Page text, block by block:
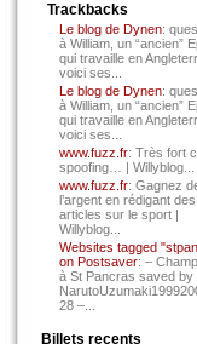
Trackbacks
Le blog de Dynen:
à William, un “ancien”
qui travaille en
voici ses...
Le blog de Dynen:
à William, un “ancien”
qui travaille en
voici ses...
www.fuzz.fr: Très fort
spoofing… | Willyblog...
www.fuzz.fr: Gagnez
l’argent en rédigant des
articles sur le sport |
Willyblog...
Websites tagged
on Postsaver: –
à St Pancras saved by
28 –...
Billets recents